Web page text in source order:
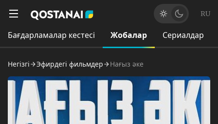
RU
Бағдарламалар кестесі Жобалар Сериалдар
Негізгі Эфирдегі фильмдер Нағыз әке